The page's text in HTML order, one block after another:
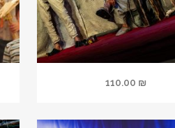
110.00 ₪